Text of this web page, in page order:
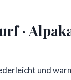
·
und